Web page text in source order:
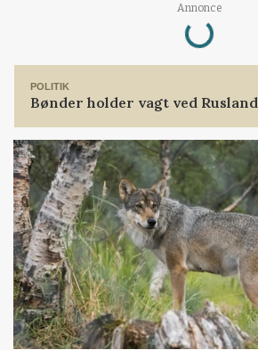
Annonce
Loading...
POLITIK
Bønder holder vagt ved Rusland